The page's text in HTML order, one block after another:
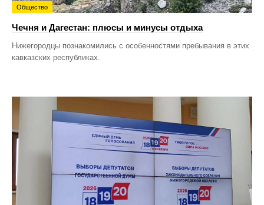
Общество
Чечня и Дагестан: плюсы и минусы отдыха
Нижегородцы познакомились с особенностями пребывания в этих
кавказских республиках.